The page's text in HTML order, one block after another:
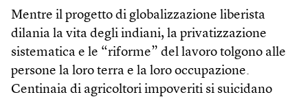
Mentre il progetto di globalizzazione liberista
dilania la vita degli indiani, la privatizzazione
sistematica e le “riforme” del lavoro tolgono alle
persone la loro terra e la loro occupazione.
Centinaia di agricoltori impoveriti si suicidano